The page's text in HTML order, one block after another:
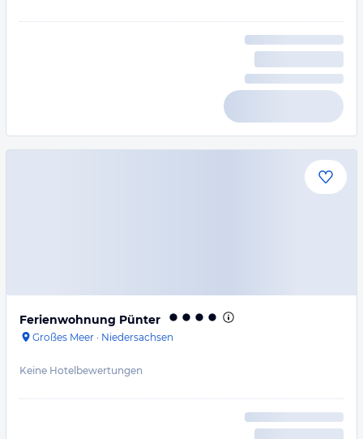
Ferienwohnung Pünter
Großes Meer · Niedersachsen
Keine Hotelbewertungen